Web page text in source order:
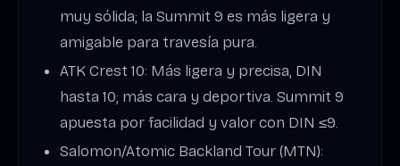
muy sólida; la Summit 9 es más ligera y
amigable para travesía pura.
ATK Crest 10: Más ligera y precisa, DIN
hasta 10; más cara y deportiva. Summit 9
apuesta por facilidad y valor con DIN ≤9.
Salomon/Atomic Backland Tour (MTN):